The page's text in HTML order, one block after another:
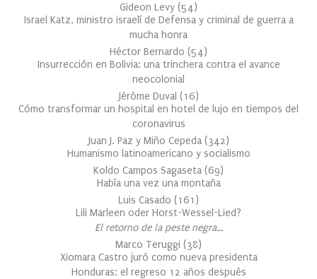
Gideon Levy (54)
Israel Katz, ministro israelí de Defensa y criminal de guerra a
mucha honra
Héctor Bernardo (54)
Insurrección en Bolivia: una trinchera contra el avance
neocolonial
Jérôme Duval (16)
Cómo transformar un hospital en hotel de lujo en tiempos del
coronavirus
Juan J. Paz y Miño Cepeda (342)
Humanismo latinoamericano y socialismo
Koldo Campos Sagaseta (69)
Había una vez una montaña
Luis Casado (161 )
Lili Marleen oder Horst-Wessel-Lied?
El retorno de la peste negra…
Marco Teruggi (38)
Xiomara Castro juró como nueva presidenta
Honduras: el regreso 12 años después